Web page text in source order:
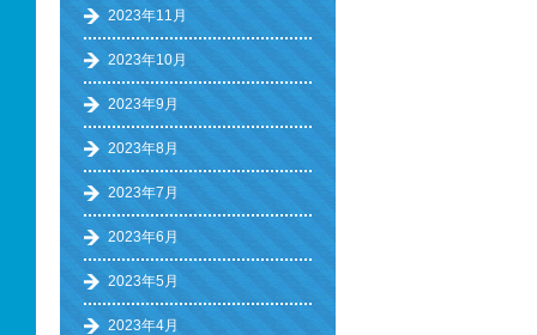
2023年11月
2023年10月
2023年9月
2023年8月
2023年7月
2023年6月
2023年5月
2023年4月